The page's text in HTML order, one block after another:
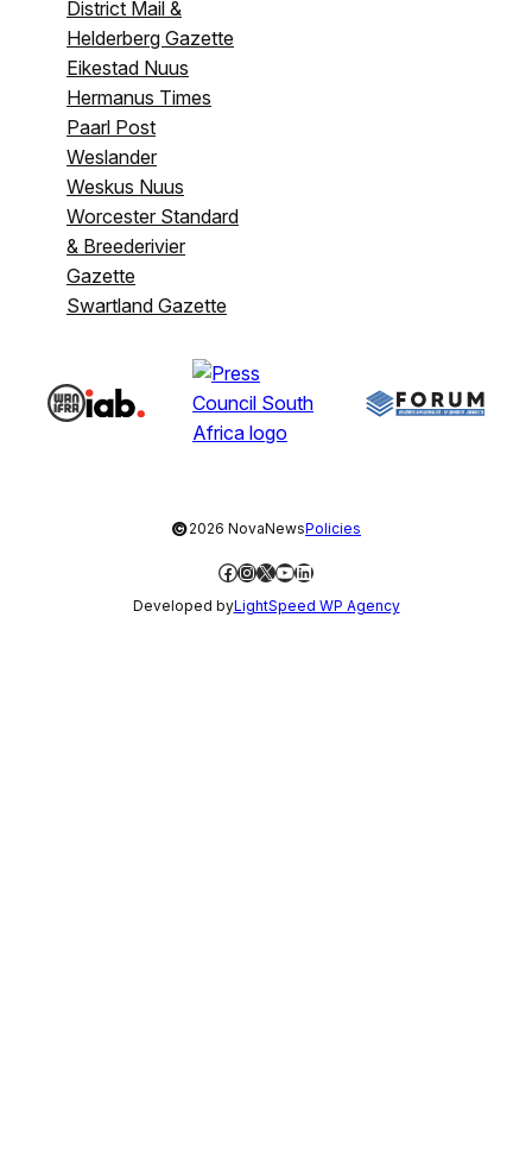
District Mail &
Helderberg Gazette
Eikestad Nuus
Hermanus Times
Paarl Post
Weslander
Weskus Nuus
Worcester Standard
& Breederivier
Gazette
Swartland Gazette
©2026 NovaNewsPolicies
Facebook
Instagram
X YouTube
LinkedIn
Developed byLightSpeed WP Agency